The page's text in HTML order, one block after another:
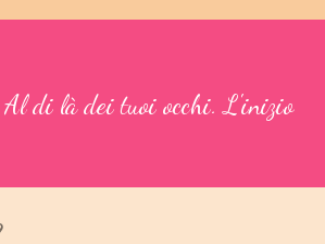
Al di là dei tuoi occhi. L'inizio